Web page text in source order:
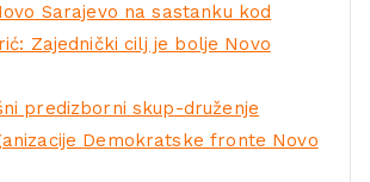
Sarajevo na sastanku kod
Zajednički cilj je bolje Novo
predizborni skup-druženje
Demokratske fronte Novo